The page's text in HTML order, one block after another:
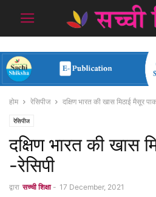
होम रेसिपीज दक्षिण भारत की खास मिठाई मैसूर
रेसिपीज
दक्षिण भारत की खास
-रेसिपी
द्वारा सच्ची शिक्षा - 17 December, 2021